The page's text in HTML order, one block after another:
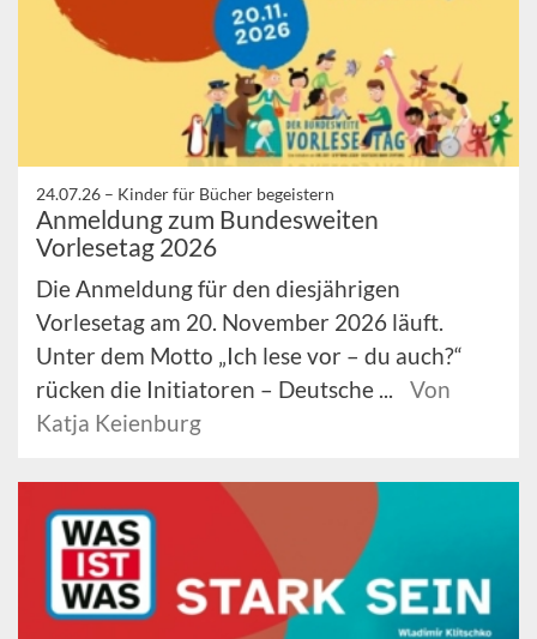
24.07.26 – Kinder für Bücher begeistern
Anmeldung zum Bundesweiten
Vorlesetag 2026
Die Anmeldung für den diesjährigen
Vorlesetag am 20. November 2026 läuft.
Unter dem Motto „Ich lese vor – du auch?“
rücken die Initiatoren – Deutsche ...
Von
Katja Keienburg